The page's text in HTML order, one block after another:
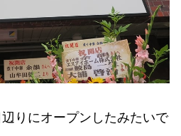
りにオープンしたみたいで